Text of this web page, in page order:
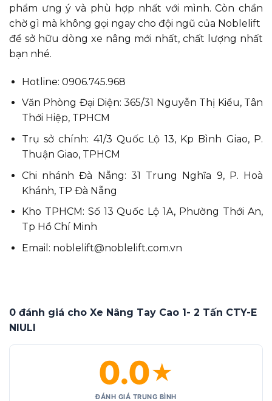
phẩm ưng ý và phù hợp nhất với mình. Còn chần
chờ gì mà không gọi ngay cho đội ngũ của Noblelift
để sở hữu dòng xe nâng mới nhất, chất lượng nhất
bạn nhé.
Hotline: 0906.745.968
Văn Phòng Đại Diện: 365/31 Nguyễn Thị Kiểu, Tân
Thới Hiệp, TPHCM
Trụ sở chính: 41/3 Quốc Lộ 13, Kp Bình Giao, P.
Thuận Giao, TPHCM
Chi nhánh Đà Nẵng: 31 Trung Nghĩa 9, P. Hoà
Khánh, TP Đà Nẵng
Kho TPHCM: Số 13 Quốc Lộ 1A, Phường Thới An,
Tp Hồ Chí Minh
Email: noblelift@noblelift.com.vn
0 đánh giá cho Xe Nâng Tay Cao 1- 2 Tấn CTY-E
NIULI
0.0★
ĐÁNH GIÁ TRUNG BÌNH